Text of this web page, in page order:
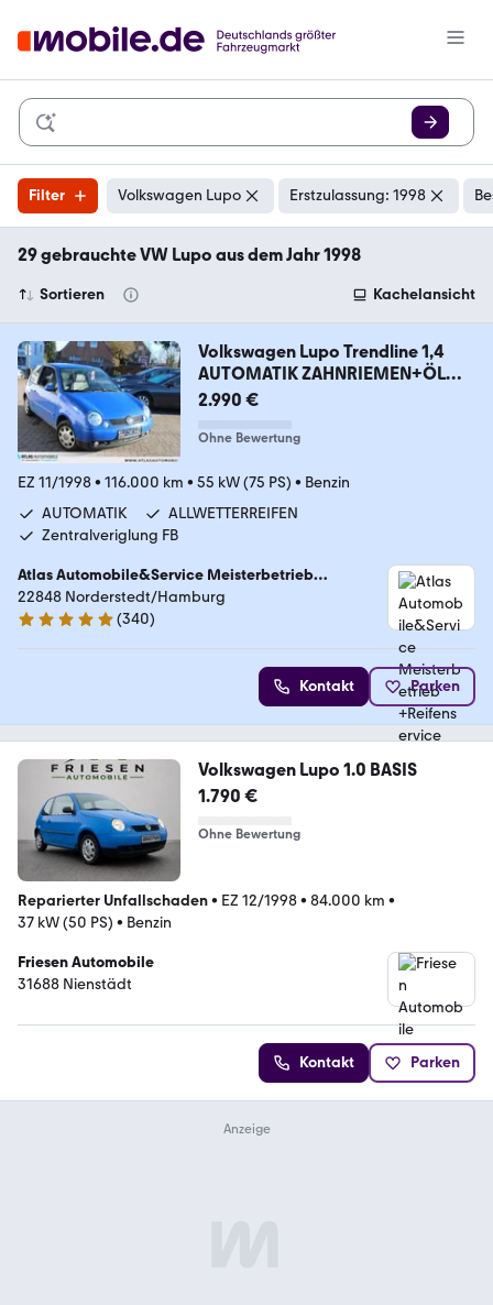
Filter Volkswagen Lupo Erstzulassung: 1998
29 gebrauchte VW Lupo aus dem Jahr 1998
Sortieren Kachelansicht
Volkswagen Lupo Trendline 1,4
AUTOMATIK ZAHNRIEMEN+ÖL
NEU!!
2.990 €
Ohne Bewertung
EZ 11/1998• 116.000 km • 55 kW (75 PS) • Benzin
AUTOMATIK
ALLWETTERREIFEN
Zentralveriglung FB
Atlas Automobile&Service Meisterbetrieb
+Reifenservice
22848 Norderstedt/Hamburg
5 Sterne
(340)
Kontakt Parken
Volkswagen Lupo 1.0 BASIS
1.790 €
Ohne Bewertung
Reparierter Unfallschaden• EZ 12/1998• 84.000 km •
37 kW (50 PS) • Benzin
Friesen Automobile
31688 Nienstädt
Kontakt Parken